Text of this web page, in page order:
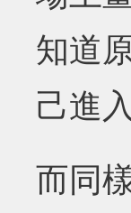
知道
己進
而同